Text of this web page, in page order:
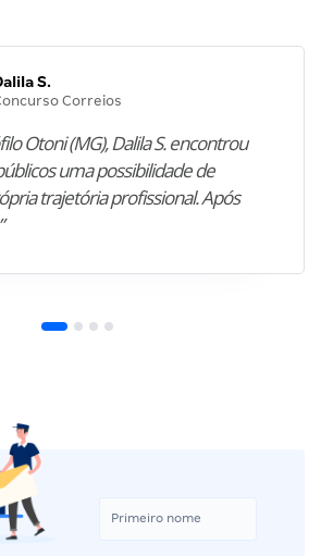
S.
Correios
Otoni (MG), Dalila S. encontrou
uma possibilidade de
trajetória profissional. Após